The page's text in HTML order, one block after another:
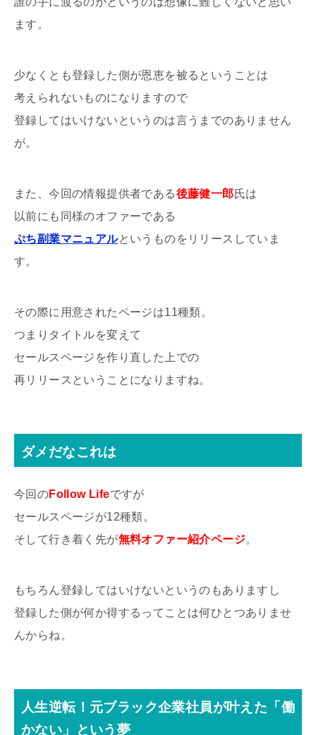
ます。
少なくとも登録した側が恩恵を被るということは
考えられないものになりますので
登録してはいけないというのは言うまでのありません
が。
また、今回の情報提供者である後藤健一郎氏は
以前にも同様のオファーである
ぷち副業マニュアルというものをリリースしていま
す。
その際に用意されたページは11種類。
つまりタイトルを変えて
セールスページを作り直した上での
再リリースということになりますね。
ダメだなこれは
今回のFollow Lifeですが
セールスページが12種類。
そして行き着く先が無料オファー紹介ページ。
もちろん登録してはいけないというのもありますし
登録した側が何か得するってことは何ひとつありませ
んからね。
人生逆転！元ブラック企業社員が叶えた「働
かない」という夢